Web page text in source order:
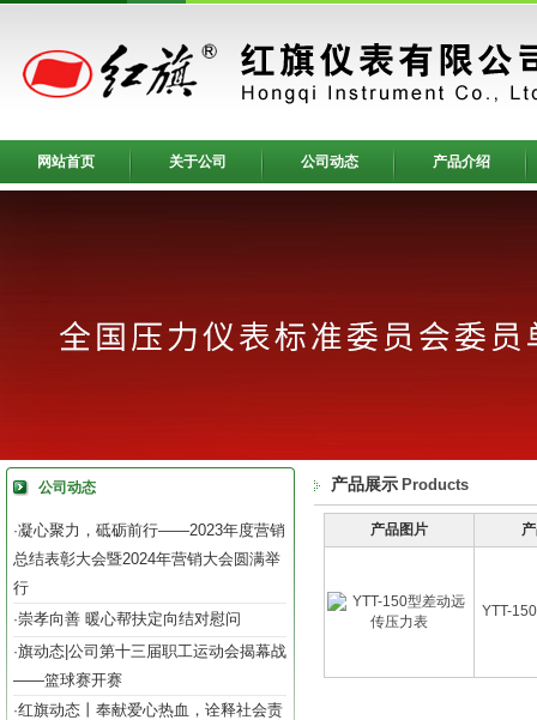
网站首页 关于公司 公司动态 产品介绍
公司动态
·凝心聚力，砥砺前行——2023年度营销
总结表彰大会暨2024年营销大会圆满举
行
·崇孝向善 暖心帮扶定向结对慰问
·旗动态|公司第十三届职工运动会揭幕战
——篮球赛开赛
·红旗动态丨奉献爱心热血，诠释社会责
产品展示 Products
产品图片
YTT-